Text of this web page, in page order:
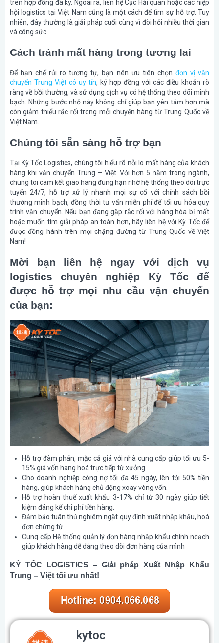
trên hợp đồng đã ký. Ngoài ra, liên hệ Cục Hải quan hoặc các hiệp
hội logistics tại Việt Nam cũng là một cách để tìm sự hỗ trợ. Tuy
nhiên, đây thường là giải pháp cuối cùng vì đòi hỏi nhiều thời gian
và công sức.
Cách tránh mất hàng trong tương lai
Để hạn chế rủi ro tương tự, bạn nên ưu tiên chọn đơn vị vận
chuyển Trung Việt có uy tín, ký hợp đồng với các điều khoản rõ
ràng về bồi thường, và sử dụng dịch vụ có hệ thống theo dõi minh
bạch. Những bước nhỏ này không chỉ giúp bạn yên tâm hơn mà
còn giảm thiểu rắc rối trong mỗi chuyến hàng từ Trung Quốc về
Việt Nam.
Chúng tôi sẵn sàng hỗ trợ bạn
Tại Kỳ Tốc Logistics, chúng tôi hiểu rõ nỗi lo mất hàng của khách
hàng khi vận chuyển Trung – Việt. Với hơn 5 năm trong ngành,
chúng tôi cam kết giao hàng đúng hạn nhờ hệ thống theo dõi trực
tuyến 24/7, hỗ trợ xử lý nhanh mọi sự cố với chính sách bồi
thường minh bạch, đồng thời tư vấn miễn phí để tối ưu hóa quy
trình vận chuyển. Nếu bạn đang gặp rắc rối với hàng hóa bị mất
hoặc muốn tìm giải pháp an toàn hơn, hãy liên hệ với Kỳ Tốc để
được đồng hành trên mọi chặng đường từ Trung Quốc về Việt
Nam!
Mời bạn liên hệ ngay với dịch vụ
logistics chuyên nghiệp Kỳ Tốc để
được hỗ trợ mọi nhu cầu vận chuyển
của bạn:
Hỗ trợ đàm phán, mặc cả giá với nhà cung cấp giúp tối ưu 5-
15% giá vốn hàng hoá trực tiếp từ xưởng.
Cho doanh nghiệp công nợ tối đa 45 ngày, lên tới 50% tiền
hàng, giúp khách hàng chủ động xoay vòng vốn.
Hỗ trợ hoàn thuế xuất khẩu 3-17% chỉ từ 30 ngày giúp tiết
kiệm đáng kể chi phí tiền hàng.
Đảm bảo tuân thủ nghiêm ngặt quy định xuất nhập khẩu, hoá
đơn chứng từ.
Cung cấp Hệ thống quản lý đơn hàng nhập khẩu chính ngạch
giúp khách hàng dễ dàng theo dõi đơn hàng của mình
KỲ TỐC LOGISTICS – Giải pháp Xuất Nhập Khẩu
Trung – Việt tối ưu nhất!
kytoc